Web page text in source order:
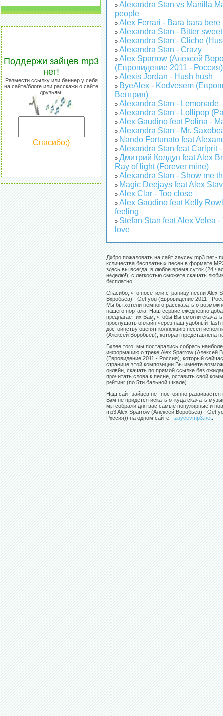
Поддержи зайцев mp3
нет!
Размести ссылку или баннер у себя
на сайте/блоге или расскажи о сайте
друзьям.
Спасибо:)
» Alexandra Stan vs Manilla
people
» Alex Ferrari - Bara bara bere
» Alexandra Stan - Bitter sweet
» Alexandra Stan - Cliche
» Alexandra Stan - Crazy
» Alex Sparrow (Алексей
(Евровидение 2011 - Россия)
» Alexis Jordan - Hush hush
» ByeAlex - Kedvesem
Венгрия)
» Alexandra Stan - Lemonade
» Alexandra Stan - Lollipop
» Alex Gaudino feat Polina -
» Alexandra Stan - Mr.
» Nando Fortunato feat
» Alexandra Stan feat Carlprit
» Дмитрий Колдун feat Alex
Ray of light (Forever mine)
» Alexandra Stan - Show me
» Magic Deejays feat Alex
» Alex Clar - Too close
» Alex Gaudino feat Kelly
feeling
» Stefan Stan feat Alex Velea -
love
Добро пожаловать на сайт zaycev mp3 net -
количества бесплатных песен в формате
здесь вы всегда, в любое время суток (24
неделю!), с легкостью сможете скачать
бесплатно.
Спасибо, что посетили страницу песни Alex
Воробьёв) - Get you (Евровидение 2011 -
Мы бы хотели немного рассказать о
нашего портала. Наш сервис ежедневно
предлагает их Вам, чтобы Вы смогли
прослушать онлайн через наш удобный flash
достоинству оценят коллекцию песен
(Алексей Воробьёв), которая представлена
Более того, мы постарались собрать
информацию о треке Alex Sparrow (Алексей
(Евровидение 2011 - Россия), который
странице этой композиции Вы имеете
онлвйн, скачать по прямой ссылке без
прочитать слова к песне, оставить свой
рейтинг (по 5ти бальной шкале).
Наш сайт зайцев нет постоянно
Вам не придется искать откуда скачать
мы собрали для вас самые популярные и
mp3 Alex Sparrow (Алексей Воробьёв) - Get
Россия)) на одном сайте -zaycevmp3.net.